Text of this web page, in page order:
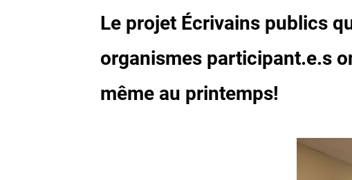
Le projet Écrivains publics
organismes par​ticipant.e.s
même au printemps!